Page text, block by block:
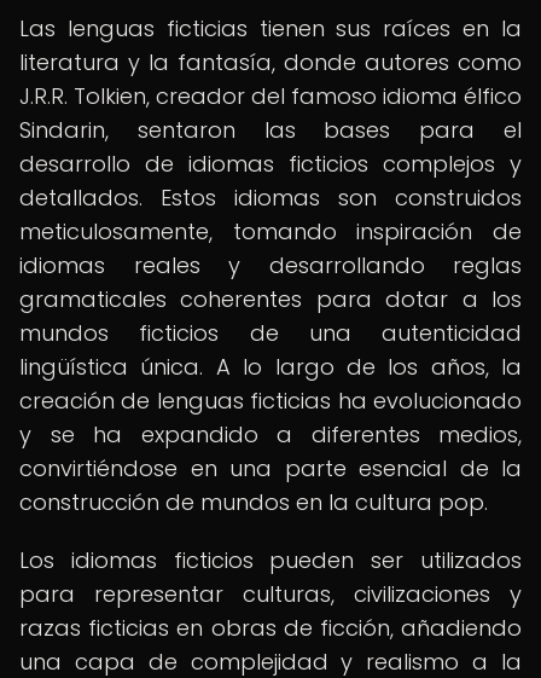
Las lenguas ficticias tienen sus raíces en la
literatura y la fantasía, donde autores como
J.R.R. Tolkien, creador del famoso idioma élfico
Sindarin, sentaron las bases para el
desarrollo de idiomas ficticios complejos y
detallados. Estos idiomas son construidos
meticulosamente, tomando inspiración de
idiomas reales y desarrollando reglas
gramaticales coherentes para dotar a los
mundos ficticios de una autenticidad
lingüística única. A lo largo de los años, la
creación de lenguas ficticias ha evolucionado
y se ha expandido a diferentes medios,
convirtiéndose en una parte esencial de la
construcción de mundos en la cultura pop.
Los idiomas ficticios pueden ser utilizados
para representar culturas, civilizaciones y
razas ficticias en obras de ficción, añadiendo
una capa de complejidad y realismo a la